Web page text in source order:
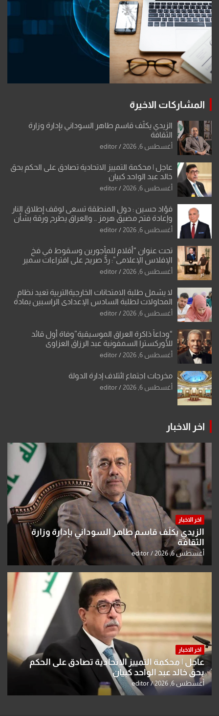
المشاركات الاخيرة
الزيدي يكلّف قاسم طاهر السوداني بإدارة وزارة
الثقافة
أغسطس 6, 2026 editor
عاجل | محكمة التمييز الاتحادية تصادق على الحكم بحق
خالد عبد الواحد كبيان
أغسطس 6, 2026 editor
فؤاد حسين : دول المنطقة تسعى لوقف إطلاق النار
وإعادة فتح مضيق هرمز .. والعراق يطرح ورقة بشأن
تحولات القدس
أغسطس 6, 2026 editor
تحت عنوان “أقلام للمأجورين وسقوط في فخ
الإفلاس الإعلامي”: ردٌّ صريح على افتراءات سمير
الشكرجي
أغسطس 6, 2026 editor
لا يشمل طلبة الامتحانات الخارجيةالتربية تعيد نظام
المحاولات لطلبة السادس الإعدادي الراسبين بمادة
أو مادتين
أغسطس 6, 2026 editor
“وداعاً ذاكرة العراق الموسيقية”وفاة أول قائد
للأوركسترا السمفونية عبد الرزاق العزاوي
أغسطس 6, 2026 editor
مخرجات اجتماع ائتلاف إدارة الدولة
أغسطس 6, 2026 editor
اخر الاخبار
اخر الاخبار
الزيدي يكلّف قاسم طاهر السوداني بإدارة وزارة
الثقافة
أغسطس 6, 2026 editor
اخر الاخبار
عاجل | محكمة التمييز الاتحادية تصادق على الحكم
بحق خالد عبد الواحد كبيان
أغسطس 6, 2026 editor